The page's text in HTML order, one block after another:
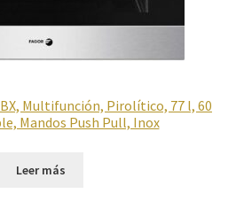
Multifunción, Pirolítico, 77 l, 60
Mandos Push Pull, Inox
Leer más